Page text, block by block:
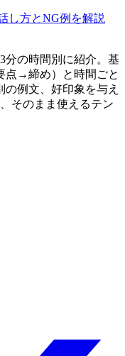
し方とNG例を解説
分の時間別に紹介。基
→締め）と時間ごと
例文、好印象を与え
そのまま使えるテン